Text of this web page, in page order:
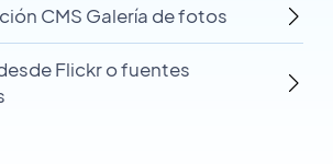
CMS Galería de fotos
Flickr o fuentes